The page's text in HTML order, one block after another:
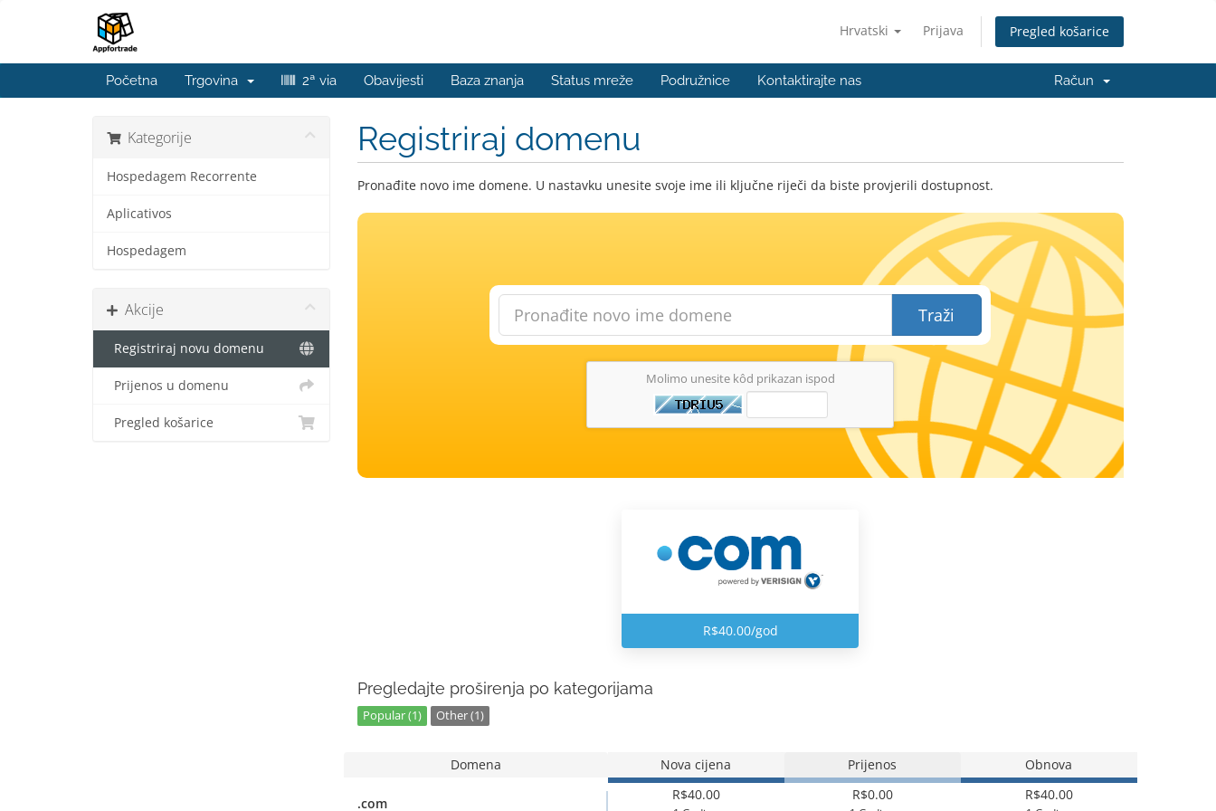
Hrvatski Prijava Pregled košarice
Početna Trgovina 2ª via Obavijesti Baza znanja Status mreže Podružnice Kontaktirajte nas Račun
Kategorije
Hospedagem Recorrente
Aplicativos
Hospedagem
Akcije
Registriraj novu domenu
Prijenos u domenu
Pregled košarice
Registriraj domenu
Pronađite novo ime domene. U nastavku unesite svoje ime ili ključne riječi da biste provjerili dostupnost.
Traži
Molimo unesite kôd prikazan ispod
R$40.00/god
Pregledajte proširenja po kategorijama
Popular (1) Other (1)
Domena Nova cijena Prijenos Obnova
.com
R$40.00 R$0.00 R$40.00